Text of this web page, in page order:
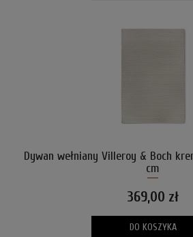
Dywan wełniany Villeroy & Boch
cm
369,00 zł
DO KOSZYKA